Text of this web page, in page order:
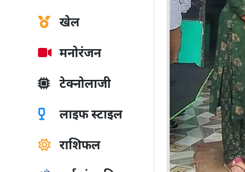
खेल
मनोरंजन
टेक्नोलाजी
लाइफ स्टाइल
राशिफल